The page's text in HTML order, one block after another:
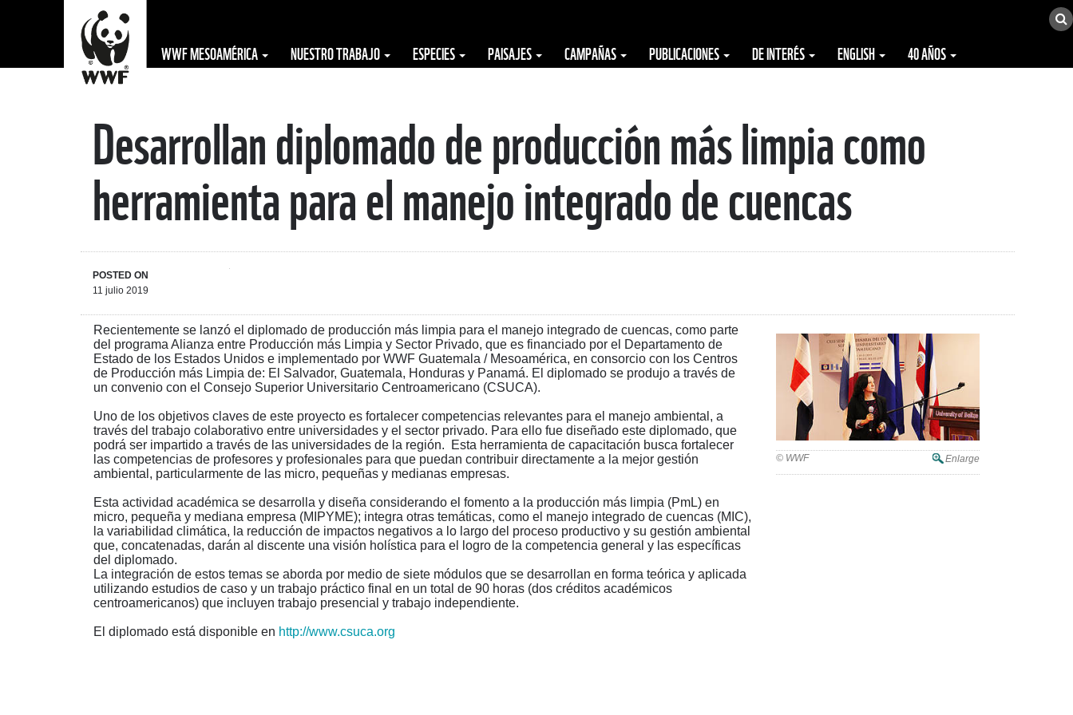
The WWF is run
at a local level
by the following
offices...
WWF MESOAMÉRICA NUESTRO TRABAJO ESPECIES PAISAJES CAMPAÑAS PUBLICACIONES DE INTERÉS ENGLISH 40 AÑOS
Desarrollan diplomado de producción más limpia como
herramienta para el manejo integrado de cuencas
POSTED ON
11 julio 2019
Recientemente se lanzó el diplomado de producción más limpia para el manejo integrado de cuencas, como parte
del programa Alianza entre Producción más Limpia y Sector Privado, que es financiado por el Departamento de
Estado de los Estados Unidos e implementado por WWF Guatemala / Mesoamérica, en consorcio con los Centros
de Producción más Limpia de: El Salvador, Guatemala, Honduras y Panamá. El diplomado se produjo a través de
un convenio con el Consejo Superior Universitario Centroamericano (CSUCA).
Uno de los objetivos claves de este proyecto es fortalecer competencias relevantes para el manejo ambiental, a
través del trabajo colaborativo entre universidades y el sector privado. Para ello fue diseñado este diplomado, que
podrá ser impartido a través de las universidades de la región. Esta herramienta de capacitación busca fortalecer
las competencias de profesores y profesionales para que puedan contribuir directamente a la mejor gestión
ambiental, particularmente de las micro, pequeñas y medianas empresas.
Esta actividad académica se desarrolla y diseña considerando el fomento a la producción más limpia (PmL) en
micro, pequeña y mediana empresa (MIPYME); integra otras temáticas, como el manejo integrado de cuencas (MIC),
la variabilidad climática, la reducción de impactos negativos a lo largo del proceso productivo y su gestión ambiental
que, concatenadas, darán al discente una visión holística para el logro de la competencia general y las específicas
del diplomado.
La integración de estos temas se aborda por medio de siete módulos que se desarrollan en forma teórica y aplicada
utilizando estudios de caso y un trabajo práctico final en un total de 90 horas (dos créditos académicos
centroamericanos) que incluyen trabajo presencial y trabajo independiente.
El diplomado está disponible en http://www.csuca.org
© WWF Enlarge